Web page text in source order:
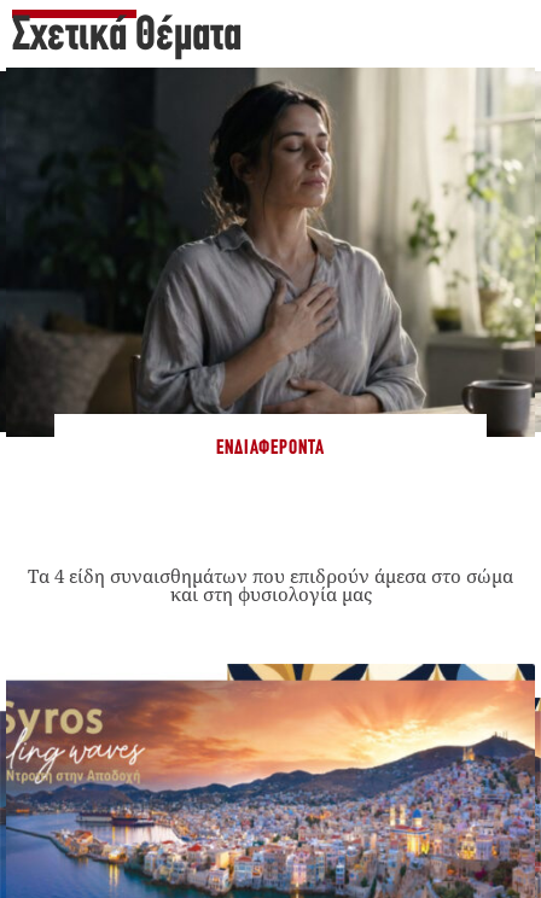
Σχετικά Θέματα
ΕΝΔΙΑΦΈΡΟΝΤΑ
Τα 4 είδη συναισθημάτων που επιδρούν άμεσα στο σώμα
και στη φυσιολογία μας